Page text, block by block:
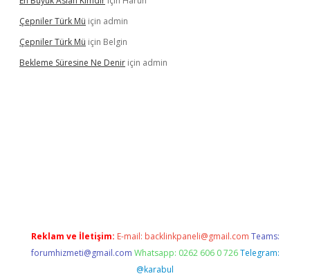
Çepniler Türk Mü için admin
Çepniler Türk Mü için Belgin
Bekleme Süresine Ne Denir için admin
Reklam ve İletişim: E-mail: backlinkpaneli@gmail.com Teams:
forumhizmeti@gmail.com Whatsapp: 0262 606 0 726 Telegram:
@karabul